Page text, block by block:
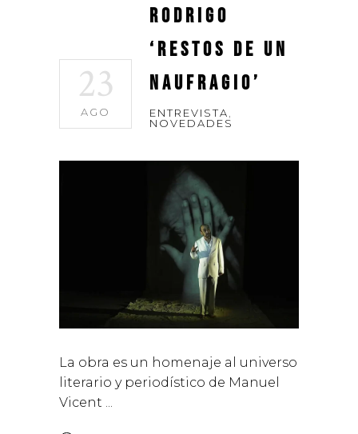
23
AGO
Rodrigo
‘Restos de un
naufragio’
ENTREVISTA
NOVEDADES
La obra es un homenaje al universo
literario y periodístico de Manuel
Vicent